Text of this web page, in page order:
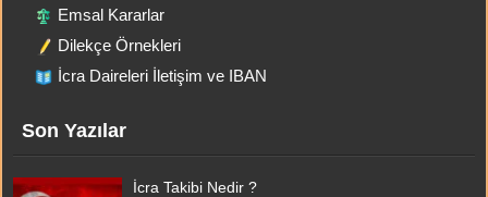
Emsal Kararlar
Dilekçe Örnekleri
İcra Daireleri İletişim ve IBAN
Son Yazılar
İcra Takibi Nedir ?